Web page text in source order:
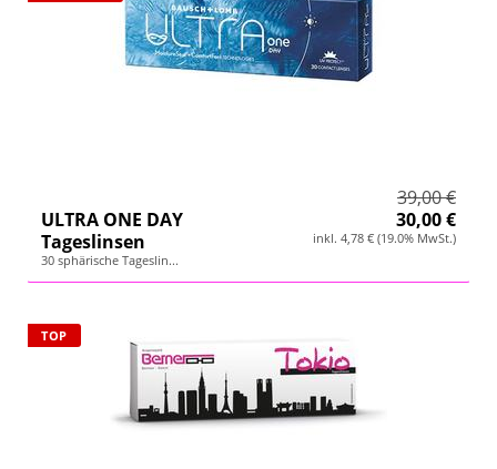
39,00 €
ULTRA ONE DAY
Tageslinsen
30 sphärische Tageslin...
30,00 €
inkl. 4,78 € (19.0% MwSt.)
TOP